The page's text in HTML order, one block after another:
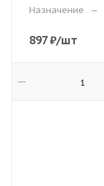
Назначение
—
897₽/шт